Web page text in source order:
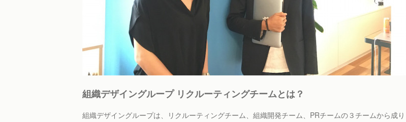
組織デザイングループ リクルーティングチームとは？
組織デザイングループは、リクルーティングチーム、組織開発チーム、PRチームの３チームから成り